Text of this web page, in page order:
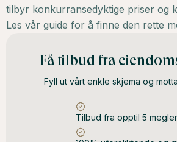
tilbyr konkurransedyktige priser og
Les vår guide for å finne den rette
Få tilbud fra
Fyll ut vårt enkle skjema og
Tilbud fra opptil 5